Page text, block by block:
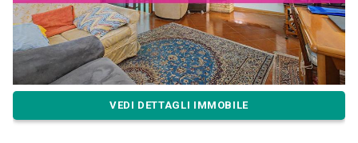
VEDI DETTAGLI IMMOBILE